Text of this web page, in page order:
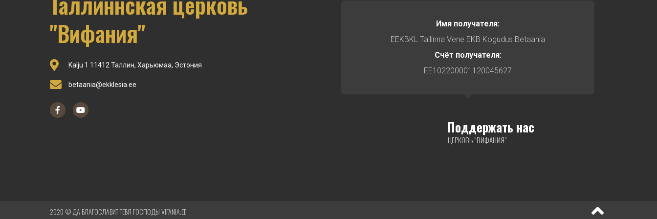
"Вифания"
Kalju 1 11412 Таллин, Харьюмаа, Эстония
betaania@ekklesia.ee
Имя получателя:
EEKBKL Tallinna Vene EKB Kogudus Betaania
Счёт получателя:
EE102200001120045627
Поддержать нас
ЦЕРКОВЬ “ВИФАНИЯ”
2020 © ДА БЛАГОСЛАВИТ ТЕБЯ ГОСПОДЬ! VIFANIA.EE